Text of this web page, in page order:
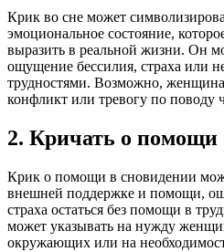
Крик во сне может
эмоциональное состояние,
выразить в реальной жизни. Он
ощущение бессилия, страха или
трудностями. Возможно,
конфликт или тревогу по поводу
2. Кричать о помощи
Крик о помощи в сновидении
внешней поддержке и помощи,
страха остаться без помощи в
может указывать на нужду
окружающих или на